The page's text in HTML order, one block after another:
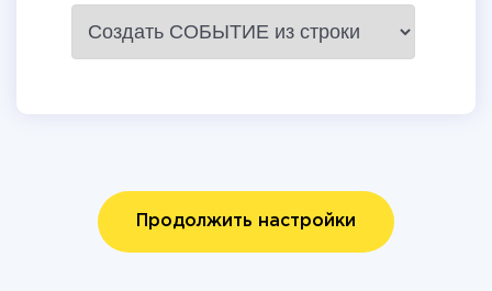
Продолжить настройки